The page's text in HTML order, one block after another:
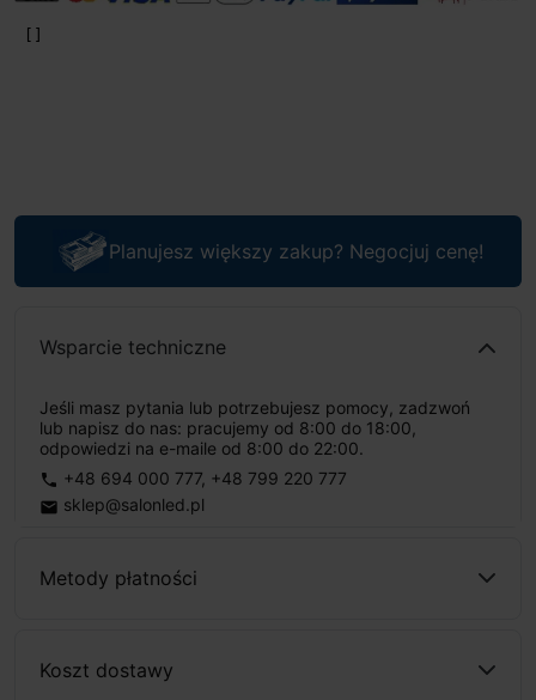
Planujesz większy zakup? Negocjuj cenę!
Wsparcie techniczne
Jeśli masz pytania lub potrzebujesz pomocy, zadzwoń
lub napisz do nas: pracujemy od 8:00 do 18:00,
odpowiedzi na e-maile od 8:00 do 22:00.
phone +48 694 000 777, +48 799 220 777
email sklep@salonled.pl
Metody płatności
Koszt dostawy